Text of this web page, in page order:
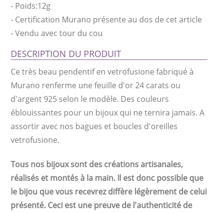
- Poids:12g
- Certification Murano présente au dos de cet article
-Vendu avec tour du cou
DESCRIPTION DU PRODUIT
Ce très beau pendentif en vetrofusione fabriqué à
Murano renferme une feuille d'or 24 carats ou
d'argent 925 selon le modèle. Des couleurs
éblouissantes pour un bijoux qui ne ternira jamais. A
assortir avec nos bagues et boucles d'oreilles
vetrofusione.
Tous nos bijoux sont des créations artisanales,
réalisés et montés à la main. Il est donc possible que
le bijou que vous recevrez diffère légèrement de celui
présenté. Ceci est une preuve de l'authenticité de